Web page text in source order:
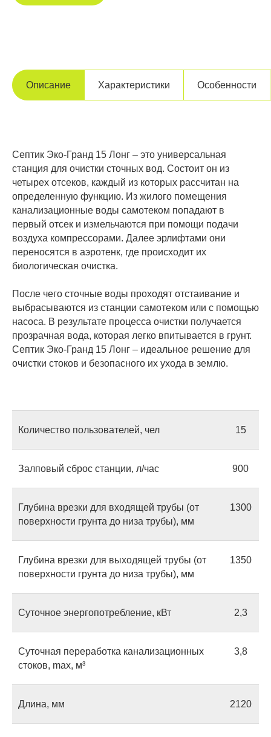
Описание Характеристики Особенности
Септик Эко-Гранд 15 Лонг – это универсальная
станция для очистки сточных вод. Состоит он из
четырех отсеков, каждый из которых рассчитан на
определенную функцию. Из жилого помещения
канализационные воды самотеком попадают в
первый отсек и измельчаются при помощи подачи
воздуха компрессорами. Далее эрлифтами они
переносятся в аэротенк, где происходит их
биологическая очистка.
После чего сточные воды проходят отстаивание и
выбрасываются из станции самотеком или с помощью
насоса. В результате процесса очистки получается
прозрачная вода, которая легко впитывается в грунт.
Септик Эко-Гранд 15 Лонг – идеальное решение для
очистки стоков и безопасного их ухода в землю.
Количество пользователей, чел 15
Залповый сброс станции, л/час 900
Глубина врезки для входящей трубы (от
поверхности грунта до низа трубы), мм
1300
Глубина врезки для выходящей трубы (от
поверхности грунта до низа трубы), мм
1350
Суточное энергопотребление, кВт 2,3
Суточная переработка канализационных
стоков, max, м³
3,8
Длина, мм 2120